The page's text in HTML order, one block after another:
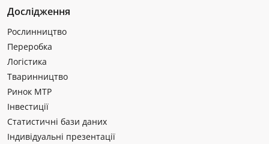
Дослідження
Рослинництво
Переробка
Логістика
Тваринництво
Ринок МТР
Інвестиції
Статистичні бази даних
Індивідуальні презентації